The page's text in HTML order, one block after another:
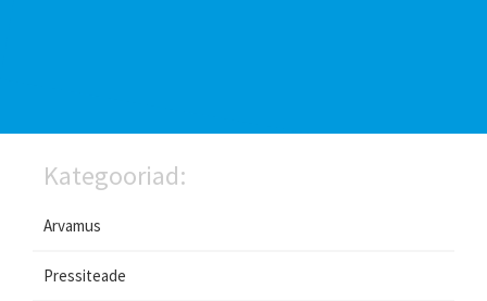
Kategooriad:
Arvamus
Pressiteade